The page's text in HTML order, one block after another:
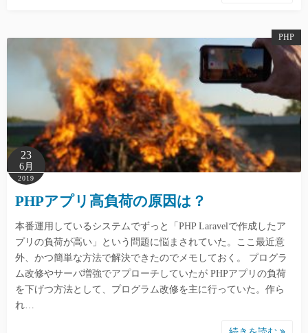
PHP
23
6月
2019
PHPアプリ高負荷の原因は？
本番運用しているシステムでずっと「PHP Laravelで作成したア
プリの負荷が高い」という問題に悩まされていた。ここ最近意
外、かつ簡単な方法で解決できたのでメモしておく。 プログラ
ム改修やサーバ増強でアプローチしていたが PHPアプリの負荷
を下げつ方法として、プログラム改修を主に行っていた。作ら
れ…